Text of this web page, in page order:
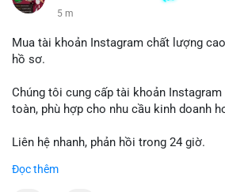
5 m
Mua tài khoản Instagram chất lượng
hồ sơ.
Chúng tôi cung cấp tài khoản
toàn, phù hợp cho nhu cầu kinh doanh
Liên hệ nhanh, phản hồi trong 24 giờ.
📞 WhatsApp: +1 660 215-8938
Đọc thêm